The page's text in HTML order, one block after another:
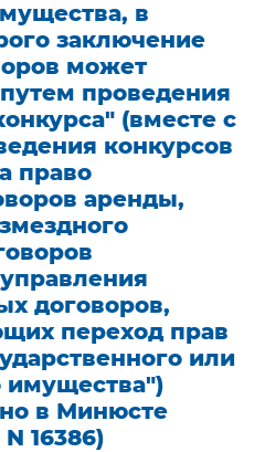
в
заключение
может
проведения
(вместе с
конкурсов
право
аренды,
договоров,
переход прав
или
имущества")
в Минюсте
16386)